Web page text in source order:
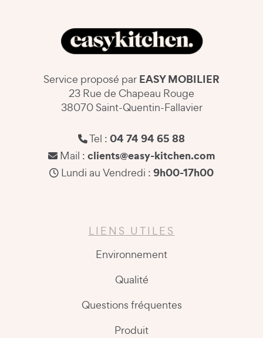
Service proposé par EASY MOBILIER
23 Rue de Chapeau Rouge
38070 Saint-Quentin-Fallavier
Tel : 04 74 94 65 88
Mail : clients@easy-kitchen.com
Lundi au Vendredi : 9h00-17h00
LIENS UTILES
Environnement
Qualité
Questions fréquentes
Produit